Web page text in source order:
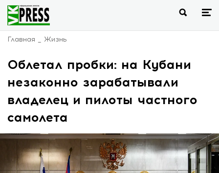
Главная Жизнь
Облетал пробки: на Кубани
незаконно зарабатывали
владелец и пилоты частного
самолета